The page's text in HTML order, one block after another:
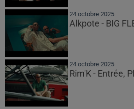
24 octobre 2025
Alkpote - BIG
24 octobre 2025
Rim'K - Entrée,